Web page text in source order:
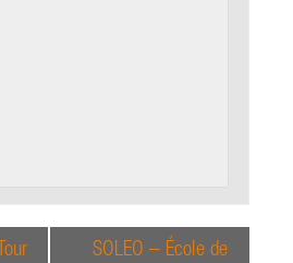
SOLEO – École de